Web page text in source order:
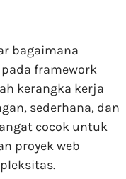
bagaimana
framework
kerangka kerja
sederhana, dan
cocok untuk
proyek web